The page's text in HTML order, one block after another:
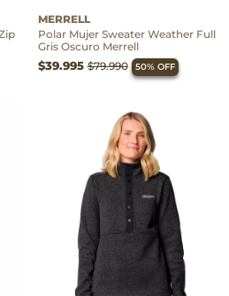
MERRELL
Polar Mujer Sweater Weather Full
Gris Oscuro Merrell
$39.995$79.990 50% OFF